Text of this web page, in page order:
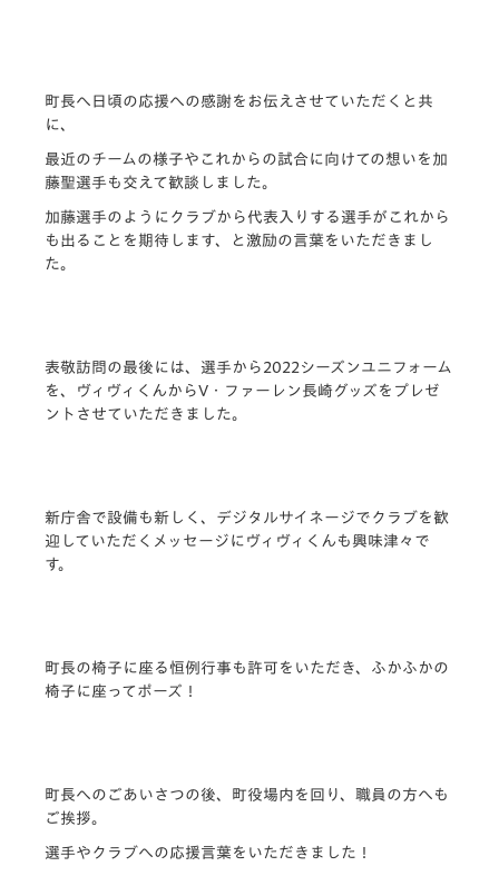
町長へ日頃の応援への感謝をお伝えさせていただくと共
に、
最近のチームの様子やこれからの試合に向けての想いを加
藤聖選手も交えて歓談しました。
加藤選手のようにクラブから代表入りする選手がこれから
も出ることを期待します、と激励の言葉をいただきまし
た。
表敬訪問の最後には、選手から2022シーズンユニフォーム
を、ヴィヴィくんからV・ファーレン長崎グッズをプレゼ
ントさせていただきました。
新庁舎で設備も新しく、デジタルサイネージでクラブを歓
迎していただくメッセージにヴィヴィくんも興味津々で
す。
町長の椅子に座る恒例行事も許可をいただき、ふかふかの
椅子に座ってポーズ！
町長へのごあいさつの後、町役場内を回り、職員の方へも
ご挨拶。
選手やクラブへの応援言葉をいただきました！